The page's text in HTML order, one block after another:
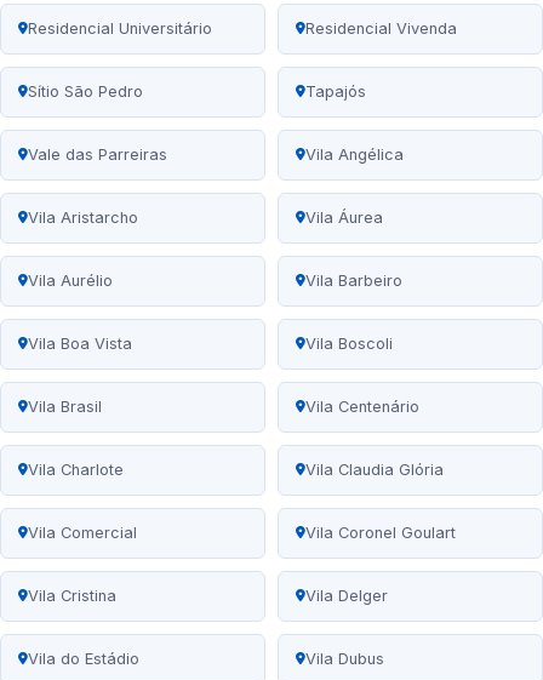
Residencial Universitário Residencial Vivenda
Sítio São Pedro Tapajós
Vale das Parreiras Vila Angélica
Vila Aristarcho Vila Áurea
Vila Aurélio Vila Barbeiro
Vila Boa Vista Vila Boscoli
Vila Brasil Vila Centenário
Vila Charlote Vila Claudia Glória
Vila Comercial Vila Coronel Goulart
Vila Cristina Vila Delger
Vila do Estádio Vila Dubus